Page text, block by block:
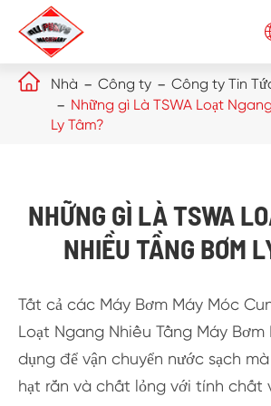
 Nhà Công ty
Công ty Tin
Những gì Là TSWA Loạt
Ly Tâm?
NHỮNG GÌ LÀ TSWA
NHIỀU TẦNG BƠM
Tất cả các Máy Bơm Máy Móc
Loạt Ngang Nhiều Tầng Máy Bơm
dụng để vận chuyển nước sạch
hạt rắn và chất lỏng với tính chất